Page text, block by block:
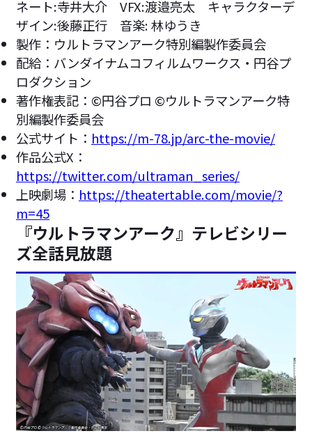
ネート:寺井大介 VFX:渡邉亮太 キャラクターデ
ザイン:後藤正行 音楽: 林ゆうき
製作：ウルトラマンアーク特別編製作委員会
配給：バンダイナムコフィルムワークス・円谷プ
ロダクション
著作権表記：©円谷プロ ©ウルトラマンアーク特
別編製作委員会
公式サイト： https://m-78.jp/arc-the-movie/
作品公式X：
https://twitter.com/ultraman_series/
上映劇場： https://theatertable.com/movie/?
m=45
『ウルトラマンアーク』テレビシリー
ズ全話見放題